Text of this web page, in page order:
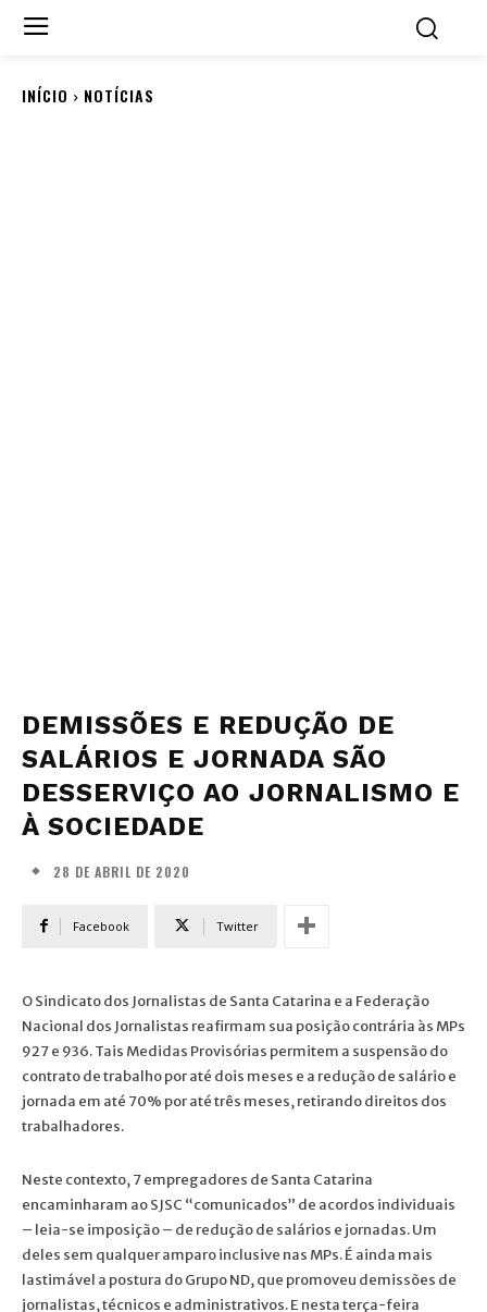
INÍCIO NOTÍCIAS
DEMISSÕES E REDUÇÃO DE
SALÁRIOS E JORNADA SÃO
DESSERVIÇO AO JORNALISMO E
À SOCIEDADE
28 DE ABRIL DE 2020
Facebook Twitter
O Sindicato dos Jornalistas de Santa Catarina e a Federação
Nacional dos Jornalistas reafirmam sua posição contrária às MPs
927 e 936. Tais Medidas Provisórias permitem a suspensão do
contrato de trabalho por até dois meses e a redução de salário e
jornada em até 70% por até três meses, retirando direitos dos
trabalhadores.
Neste contexto, 7 empregadores de Santa Catarina
encaminharam ao SJSC “comunicados” de acordos individuais
– leia-se imposição – de redução de salários e jornadas. Um
deles sem qualquer amparo inclusive nas MPs. É ainda mais
lastimável a postura do Grupo ND, que promoveu demissões de
jornalistas, técnicos e administrativos. E nesta terça-feira